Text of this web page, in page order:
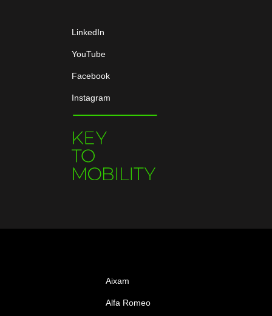
LinkedIn
YouTube
Facebook
Instagram
Aixam
Alfa Romeo